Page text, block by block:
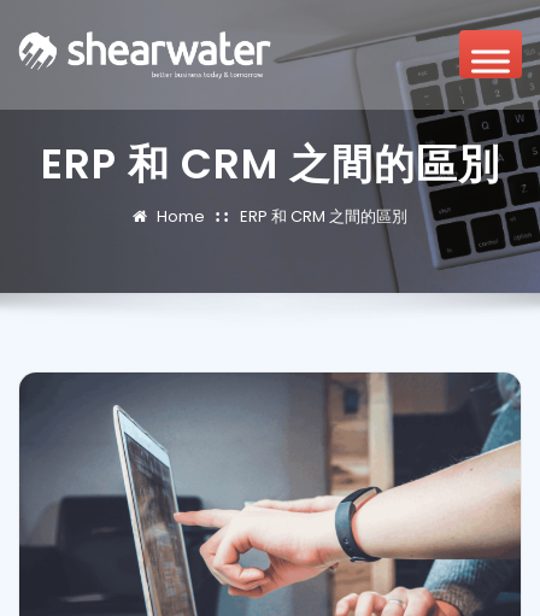
ERP 和 CRM 之間的區別
Home ERP 和 CRM 之間的區別